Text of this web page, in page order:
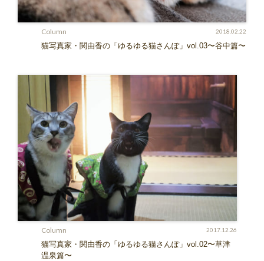
Column 2018.02.22
猫写真家・関由香の「ゆるゆる猫さんぽ」vol.03〜谷中篇〜
Column 2017.12.26
猫写真家・関由香の「ゆるゆる猫さんぽ」vol.02〜草津
温泉篇〜